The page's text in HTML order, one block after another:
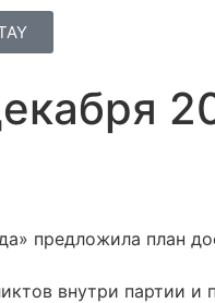
предложила план
внутри партии и